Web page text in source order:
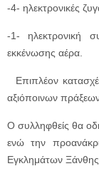
-4- ηλεκτρονικές
-1- ηλεκτρονική
εκκένωσης αέρα.
Επιπλέον
αξιόποινων
Ο συλληφθείς θα
ενώ την
Εγκλημάτων Ξάνθης.